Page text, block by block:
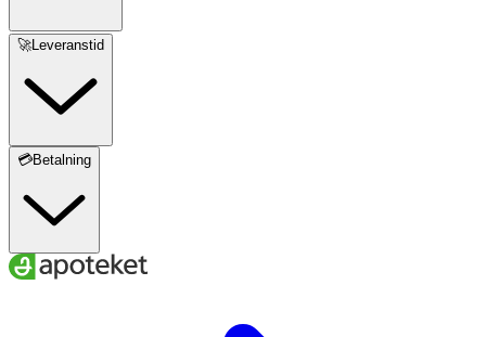
🚀Leveranstid
💳Betalning